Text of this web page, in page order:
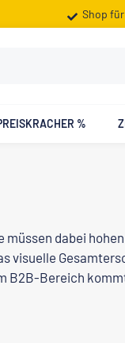
Shop für
%
dabei
visuelle
Bereich